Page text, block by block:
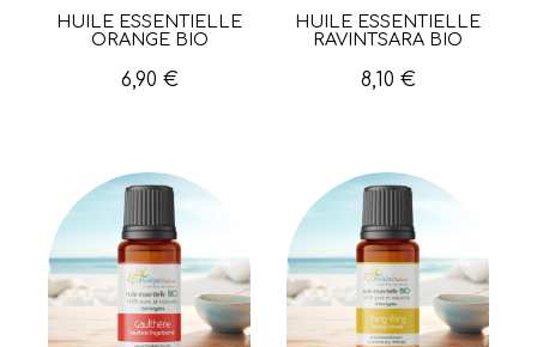
Aperçu rapide
HUILE ESSENTIELLE
ORANGE BIO
6,90 €
Aperçu rapide
HUILE ESSENTIELLE
RAVINTSARA BIO
8,10 €